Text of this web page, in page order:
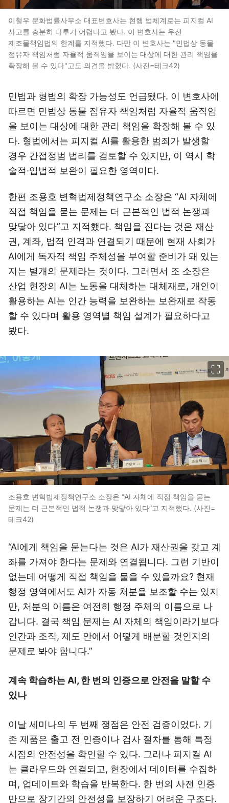
이철우 문화법률사무소 대표변호사는 현행 법체계로는 피지컬 AI
사고를 충분히 다루기 어렵다고 봤다. 이 변호사는 우선
제조물책임법의 한계를 지적했다. 다만 이 변호사는 "민법상 동물
점유자 책임처럼 자율적 움직임을 보이는 대상에 대한 관리 책임을
확장해 볼 수 있다"고도 의견을 밝혔다. (사진=테크42)
민법과 형법의 확장 가능성도 언급됐다. 이 변호사에
따르면 민법상 동물 점유자 책임처럼 자율적 움직임
을 보이는 대상에 대한 관리 책임을 확장해 볼 수 있
다. 형법에서는 피지컬 AI를 활용한 범죄가 발생할
경우 간접정범 법리를 검토할 수 있지만, 이 역시 학
술적·입법적 보완이 필요한 영역이다.
한편 조용호 변혁법제정책연구소 소장은 “AI 자체에
직접 책임을 묻는 문제는 더 근본적인 법적 논쟁과
맞닿아 있다”고 지적했다. 책임을 진다는 것은 재산
권, 계좌, 법적 인격과 연결되기 때문에 현재 사회가
AI에게 독자적 책임 주체성을 부여할 준비가 돼 있는
지는 별개의 문제라는 것이다. 그러면서 조 소장은
산업 현장의 AI는 노동을 대체하는 대체재로, 개인이
활용하는 AI는 인간 능력을 보완하는 보완재로 작동
할 수 있다며 활용 영역별 책임 설계가 필요하다고
봤다.
조용호 변혁법제정책연구소 소장은 “AI 자체에 직접 책임을 묻는
문제는 더 근본적인 법적 논쟁과 맞닿아 있다”고 지적했다. (사진=
테크42)
“AI에게 책임을 묻는다는 것은 AI가 재산권을 갖고 계
좌를 가져야 한다는 문제와 연결됩니다. 그런 기반이
없는데 어떻게 직접 책임을 물을 수 있을까요? 현재
행정 영역에서도 AI가 자동 처분을 보조할 수는 있지
만, 처분의 이름은 여전히 행정 주체의 이름으로 나
갑니다. 결국 책임 문제는 AI 자체의 책임이라기보다
인간과 조직, 제도 안에서 어떻게 배분할 것인지의
문제로 봐야 합니다.”
계속 학습하는 AI, 한 번의 인증으로 안전을 말할 수
있나
이날 세미나의 두 번째 쟁점은 안전 검증이었다. 기
존 제품은 출고 전 인증이나 검사 절차를 통해 특정
시점의 안전성을 확인할 수 있다. 그러나 피지컬 AI
는 클라우드와 연결되고, 현장에서 데이터를 수집하
며, 업데이트와 학습을 반복한다. 한 번의 사전 인증
만으로 장기간의 안전성을 보장하기 어려운 구조다.